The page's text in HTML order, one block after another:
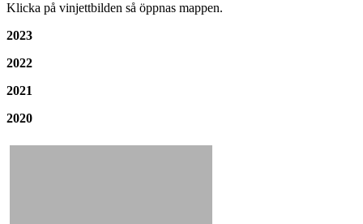
Klicka på vinjettbilden så öppnas mappen.
2023
2022
2021
2020